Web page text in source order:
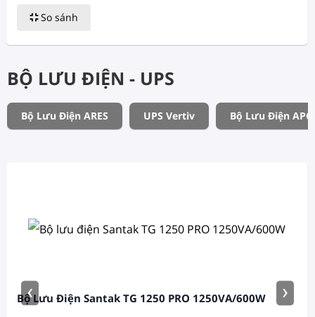
So sánh
BỘ LƯU ĐIỆN - UPS
Bộ Lưu Điện ARES UPS Vertiv Bộ Lưu Điện APC
Bộ Lưu Điện Santak TG 1250 PRO 1250VA/600W
‹ ›